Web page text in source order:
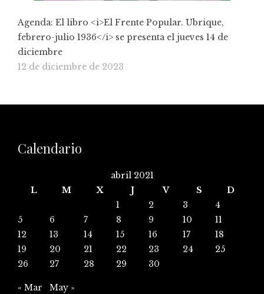
Agenda: El libro <i>El Frente Popular. Ubrique,
febrero-julio 1936</i> se presenta el jueves 14 de
diciembre
12 de diciembre de 2023
Calendario
abril 2021
L
M X J V S
D
1
2 3
4
5
6 7 8 9 10
11
12
13 14 15 16 17
18
19
20 21 22 23 24
25
26
27 28 29 30
« Mar May »